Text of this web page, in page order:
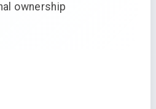
ownership